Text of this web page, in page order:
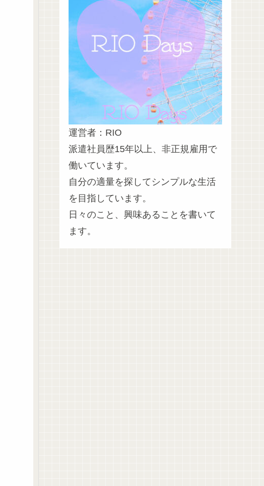
運営者：RIO
派遣社員歴15年以上、非正規雇用で
働いています。
自分の適量を探してシンプルな生活
を目指しています。
日々のこと、興味あることを書いて
ます。